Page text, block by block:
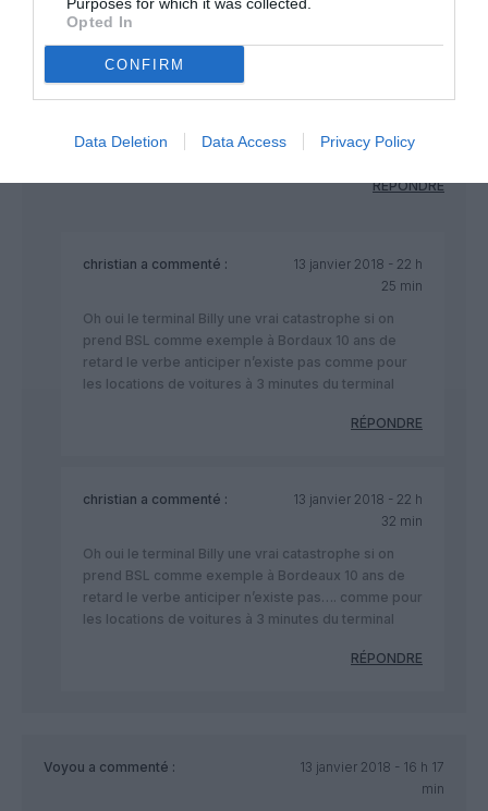
Opted In
CONFIRM
Data Deletion Data Access Privacy Policy
revanche les infrastructures de l’aéroport ne sont plus à la
hauteur (toilettes, salons, couloirs) et indignes d’un aéroport
de ce rang qui communique chaque mois sur la croissance de
prévus ?
RÉPONDRE
christian a commenté :
13 janvier 2018 - 22 h
25 min
Oh oui le terminal Billy une vrai catastrophe si on
prend BSL comme exemple à Bordaux 10 ans de
retard le verbe anticiper n’existe pas comme pour
les locations de voitures à 3 minutes du terminal
RÉPONDRE
christian a commenté :
13 janvier 2018 - 22 h
32 min
Oh oui le terminal Billy une vrai catastrophe si on
prend BSL comme exemple à Bordeaux 10 ans de
retard le verbe anticiper n’existe pas…. comme pour
les locations de voitures à 3 minutes du terminal
RÉPONDRE
Voyou a commenté :
13 janvier 2018 - 16 h 17
min